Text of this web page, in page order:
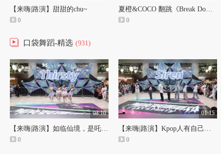
【来嗨|路演】甜甜的chu~
0
夏橙&COCO 翻跳《Break Down》| 黑白搭档【口袋舞蹈】
0
口袋舞蹈-精选 (931)
03:10
【来嗨|路演】如临仙境，是吒的仙曲！
0
01:15
【来嗨|路演】Kpop人有自己的hit训练！
0